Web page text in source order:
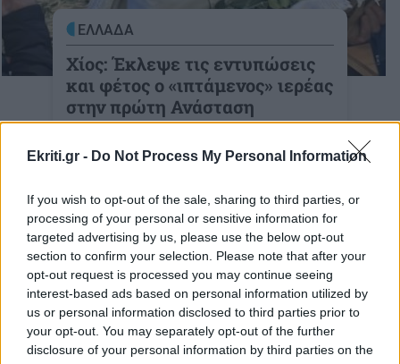
Ekriti.gr - Do Not Process My Personal Information
If you wish to opt-out of the sale, sharing to third parties, or
processing of your personal or sensitive information for
targeted advertising by us, please use the below opt-out
section to confirm your selection. Please note that after your
opt-out request is processed you may continue seeing
interest-based ads based on personal information utilized by
us or personal information disclosed to third parties prior to
your opt-out. You may separately opt-out of the further
disclosure of your personal information by third parties on the
ΕΛΛΑΔΑ
Χίος: Έκλεψε τις εντυπώσεις
και φέτος ο «ιπτάμενος» ιερέας
στην πρώτη Ανάσταση
ΕΛΛΑΔΑ
Πέντε εγκαυματίες στο
νοσοκομείο της Χίου –
Φέρεται να κατασκεύαζαν
ρουκέτες για το βράδυ της